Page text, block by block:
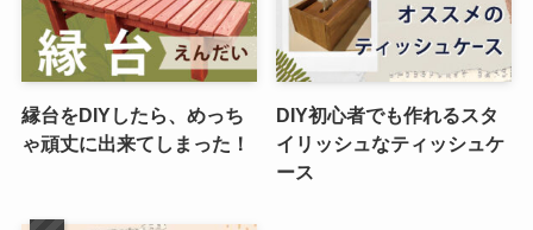
縁台をDIYしたら、めっち
ゃ頑丈に出来てしまった！
DIY初心者でも作れるスタ
イリッシュなティッシュケ
ース